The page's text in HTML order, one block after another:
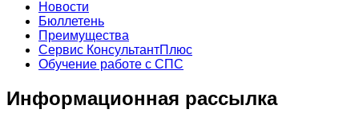
Новости
Бюллетень
Преимущества
Сервис КонсультантПлюс
Обучение работе с СПС
Информационная рассылка